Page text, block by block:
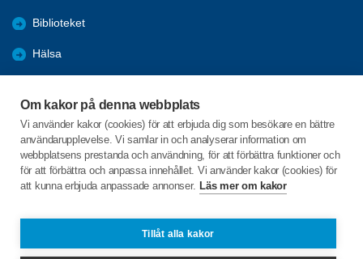
Om kakor på denna webbplats
Vi använder kakor (cookies) för att erbjuda dig som besökare en bättre
användarupplevelse. Vi samlar in och analyserar information om
webbplatsens prestanda och användning, för att förbättra funktioner och
för att förbättra och anpassa innehållet. Vi använder kakor (cookies) för
att kunna erbjuda anpassade annonser. Läs mer om kakor
Tillåt alla kakor
Biblioteket
Hälsa
Utbildning
Bli medlem
C/o:Anders M Johansson